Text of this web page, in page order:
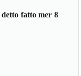
fatto mer 8